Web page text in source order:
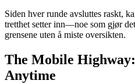
Siden hver runde avsluttes raskt,
tretthet setter inn—noe som gjør
grensene uten å miste oversikten.
The Mobile
Anytime